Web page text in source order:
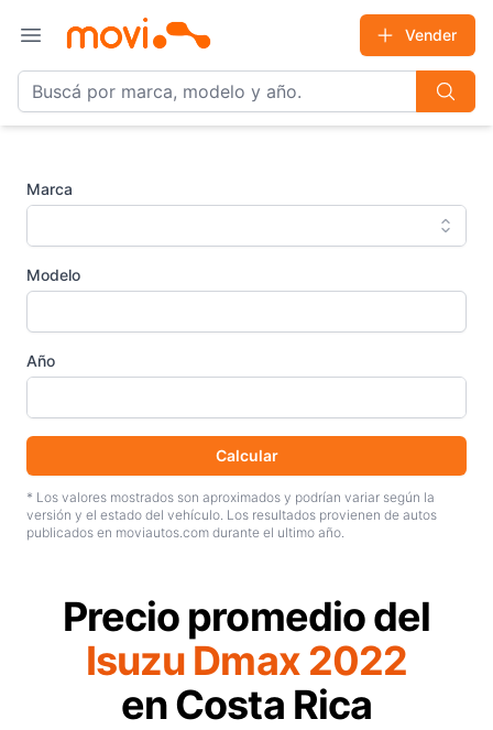
Open main menu
Vender
Marca
Modelo
Año
Calcular
* Los valores mostrados son aproximados y podrían variar según la
versión y el estado del vehículo. Los resultados provienen de autos
publicados en moviautos.com durante el ultimo año.
Precio promedio del
Isuzu Dmax 2022
en Costa Rica